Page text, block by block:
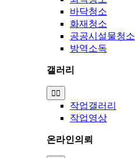
바닥청소
화재청소
공공시설물청소
방역소독
갤러리
Toggle
Navigation
작업갤러리
작업영상
온라인의뢰